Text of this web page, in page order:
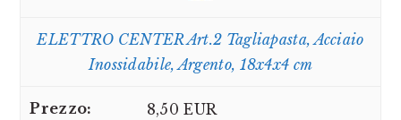
ELETTRO CENTER Art.2 Tagliapasta, Acciaio
Inossidabile, Argento, 18x4x4 cm
8,50 EUR